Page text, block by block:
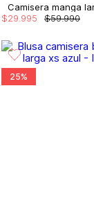
$59.990
$29 995
25%